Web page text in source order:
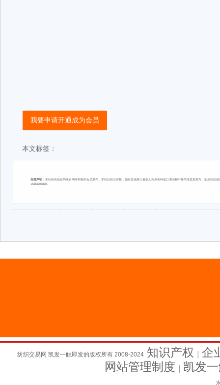
我要申请开通成为会员
本文标签：
免责声明： 本站所有信息均来自网络和相关会员发布，本站已经过审核，如有发现第三者他人利用各种借口理由和不择手段恶意发布、涉及到
15313206870。
纺织交易网 凯发一触即发的版权所有 2008-2024 知识产权
企
网站管理制度
凯发